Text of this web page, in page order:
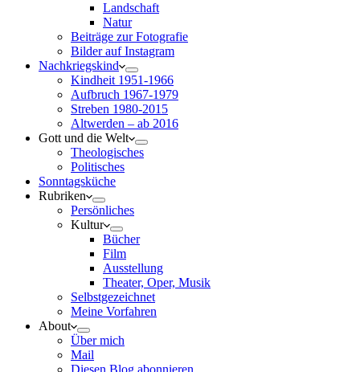
Landschaft
Natur
Beiträge zur Fotografie
Bilder auf Instagram
Nachkriegskind
Kindheit 1951-1966
Aufbruch 1967-1979
Streben 1980-2015
Altwerden – ab 2016
Gott und die Welt
Theologisches
Politisches
Sonntagsküche
Rubriken
Persönliches
Kultur
Bücher
Film
Ausstellung
Theater, Oper, Musik
Selbstgezeichnet
Meine Vorfahren
About
Über mich
Mail
Diesen Blog abonnieren